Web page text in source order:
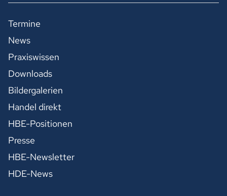
Termine
News
Praxiswissen
Downloads
Bildergalerien
Handel direkt
HBE-Positionen
Presse
HBE-Newsletter
HDE-News